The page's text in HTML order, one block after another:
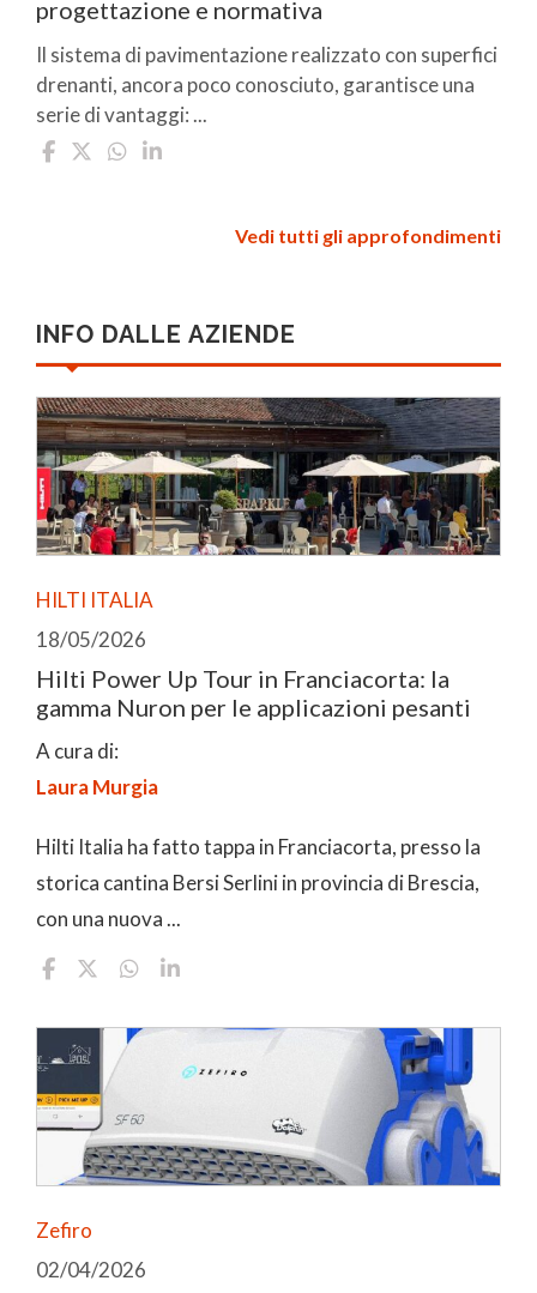
progettazione e normativa
Il sistema di pavimentazione realizzato con superfici
drenanti, ancora poco conosciuto, garantisce una
serie di vantaggi: ...
Vedi tutti gli approfondimenti
INFO DALLE AZIENDE
HILTI ITALIA
18/05/2026
Hilti Power Up Tour in Franciacorta: la
gamma Nuron per le applicazioni pesanti
A cura di:
Laura Murgia
Hilti Italia ha fatto tappa in Franciacorta, presso la
storica cantina Bersi Serlini in provincia di Brescia,
con una nuova ...
Zefiro
02/04/2026